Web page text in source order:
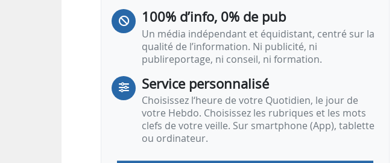
100% d’info, 0% de pub
Un média indépendant et équidistant, centré sur la
qualité de l’information. Ni publicité, ni
publireportage, ni conseil, ni formation.
Service personnalisé
Choisissez l‘heure de votre Quotidien, le jour de
votre Hebdo. Choisissez les rubriques et les mots
clefs de votre veille. Sur smartphone (App), tablette
ou ordinateur.